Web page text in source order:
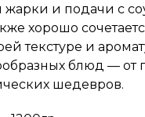
и подачи с
хорошо
текстуре и
блюд — от
шедевров.